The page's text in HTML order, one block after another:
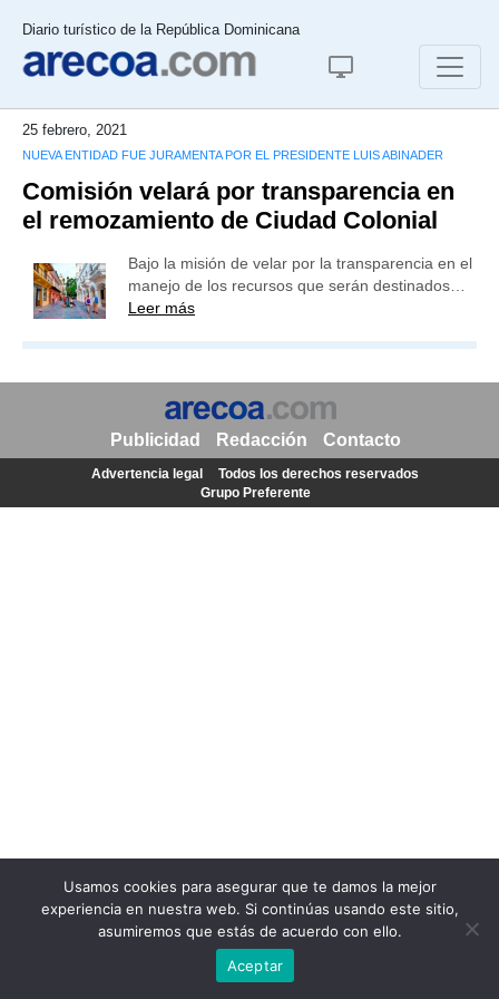
Diario turístico de la República Dominicana
25 febrero, 2021
NUEVA ENTIDAD FUE JURAMENTA POR EL PRESIDENTE LUIS ABINADER
Comisión velará por transparencia en
el remozamiento de Ciudad Colonial
Bajo la misión de velar por la transparencia en el
manejo de los recursos que serán destinados…
Leer más
Usamos cookies para asegurar que te damos la mejor
experiencia en nuestra web. Si continúas usando este sitio,
asumiremos que estás de acuerdo con ello.
Aceptar
Publicidad Redacción Contacto
Advertencia legal
Todos los derechos reservados
Grupo Preferente